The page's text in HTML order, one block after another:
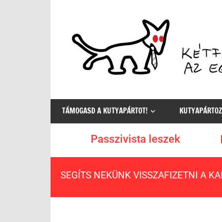
egyetlen
értelmes
választás
TÁMOGASD A KUTYAPÁRTOT!
Passzivista leszek
SEGÍTS NEKÜNK VISSZAFIZETNI A